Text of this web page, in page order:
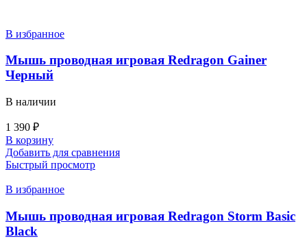
В избранное
Мышь проводная игровая Redragon Gainer
Черный
В наличии
1 390 ₽
В корзину
Добавить для сравнения
Быстрый просмотр
В избранное
Мышь проводная игровая Redragon Storm Basic
Black